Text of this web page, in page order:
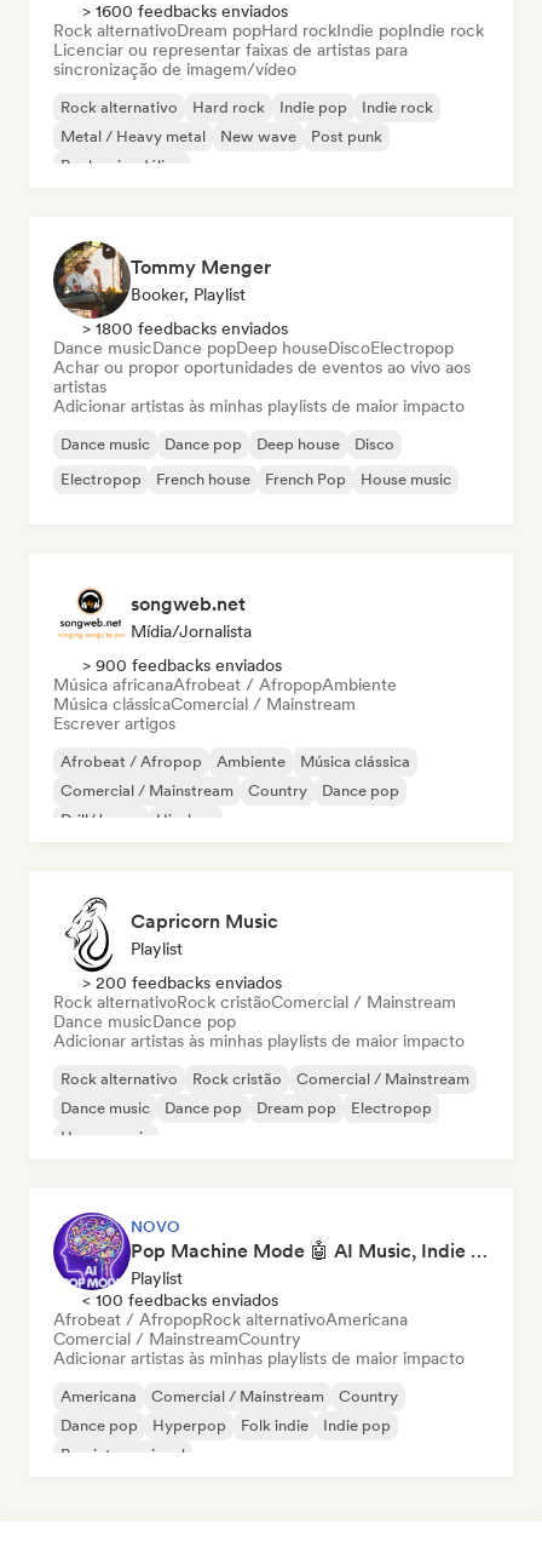
> 1600 feedbacks enviados
Rock alternativoDream popHard rockIndie popIndie rock
Licenciar ou representar faixas de artistas para
sincronização de imagem/vídeo
Rock alternativo Hard rock Indie pop
Indie rock
Metal / Heavy metal
New wave
Post punk
Rock psicodélico
Tommy Menger
Booker, Playlist
> 1800 feedbacks enviados
Dance musicDance popDeep houseDiscoElectropop
Achar ou propor oportunidades de eventos ao vivo aos
artistas
Adicionar artistas às minhas playlists de maior impacto
Dance music Dance pop Deep house
Disco
Electropop
French house French Pop House music
songweb.net
Mídia/Jornalista
> 900 feedbacks enviados
Música africanaAfrobeat / AfropopAmbiente
Música clássicaComercial / Mainstream
Escrever artigos
Afrobeat / Afropop Ambiente
Música clássica
Comercial / Mainstream
Country
Dance pop
Drill/Jersey
Hip-hop
Capricorn Music
Playlist
> 200 feedbacks enviados
Rock alternativoRock cristãoComercial / Mainstream
Dance musicDance pop
Adicionar artistas às minhas playlists de maior impacto
Rock alternativo Rock cristão
Comercial / Mainstream
Dance music
Dance pop Dream pop
Electropop
House music
NOVO
Pop Machine Mode 🤖 AI Music, Indie Pop & Dream Pop
Playlist
< 100 feedbacks enviados
Afrobeat / AfropopRock alternativoAmericana
Comercial / MainstreamCountry
Adicionar artistas às minhas playlists de maior impacto
Americana Comercial / Mainstream
Country
Dance pop
Hyperpop Folk indie
Indie pop
Pop internacional